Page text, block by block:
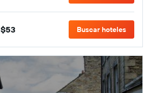
$53 Buscar hoteles